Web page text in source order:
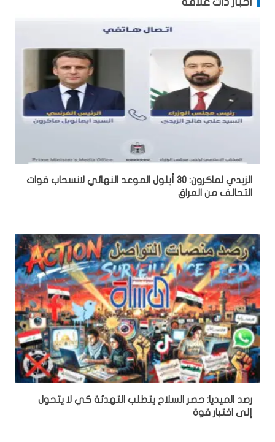
الزيدي لماكرون: 30 أيلول الموعد النهائي لانسحاب قوات
التحالف من العراق
رصد الميديا: حصر السلاح يتطلب التهدئة كي لا يتحول
إلى اختبار قوة